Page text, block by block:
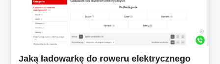
Jaką ładowarkę do roweru elektrycznego